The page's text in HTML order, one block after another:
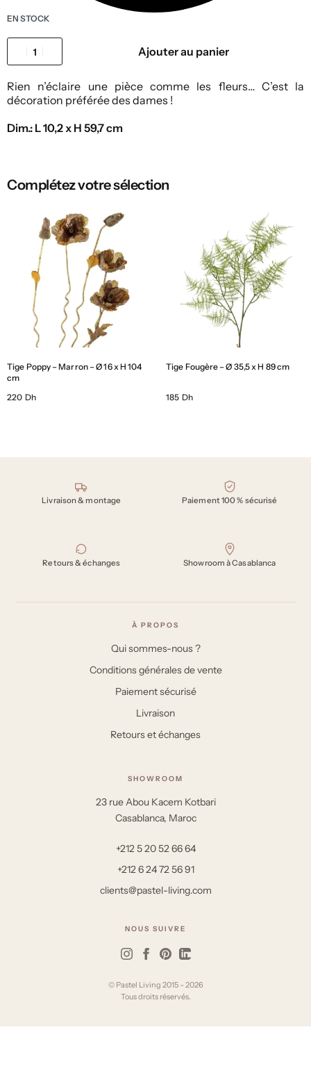
EN STOCK
Ajouter au panier
Rien n’éclaire une pièce comme les fleurs… C’est la
décoration préférée des dames !
Dim.: L 10,2 x H 59,7 cm
Complétez votre sélection
Tige Poppy – Marron – Ø 16 x H 104
cm
220 Dh
Tige Fougère – Ø 35,5 x H 89 cm
185 Dh
Nos engagements
Livraison & montage Paiement 100 % sécurisé
Retours & échanges Showroom à Casablanca
À PROPOS
Qui sommes-nous ?
Conditions générales de vente
Paiement sécurisé
Livraison
Retours et échanges
SHOWROOM
23 rue Abou Kacem Kotbari
Casablanca, Maroc
+212 5 20 52 66 64
+212 6 24 72 56 91
clients@pastel-living.com
NOUS SUIVRE
© Pastel Living 2015 – 2026
Tous droits réservés.